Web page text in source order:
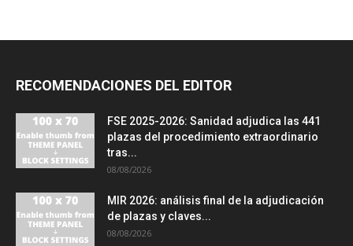
RECOMENDACIONES DEL EDITOR
FSE 2025-2026: Sanidad adjudica las 441
plazas del procedimiento extraordinario
tras...
08/08/2026
MIR 2026: análisis final de la adjudicación
de plazas y claves...
08/08/2026